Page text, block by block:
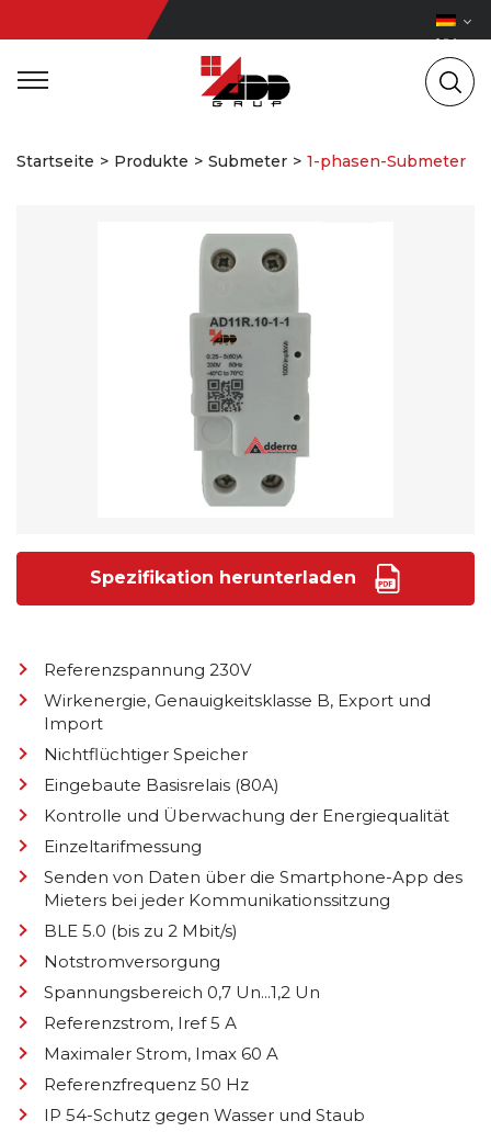
Startseite Produkte Submeter 1-phasen-Submeter
Spezifikation herunterladen
Referenzspannung 230V
Wirkenergie, Genauigkeitsklasse B, Export und
Import
Nichtflüchtiger Speicher
Eingebaute Basisrelais (80A)
Kontrolle und Überwachung der Energiequalität
Einzeltarifmessung
Senden von Daten über die Smartphone-App des
Mieters bei jeder Kommunikationssitzung
BLE 5.0 (bis zu 2 Mbit/s)
Notstromversorgung
Spannungsbereich 0,7 Un...1,2 Un
Referenzstrom, Iref 5 А
Maximaler Strom, Imax 60 A
Referenzfrequenz 50 Hz
IP 54-Schutz gegen Wasser und Staub